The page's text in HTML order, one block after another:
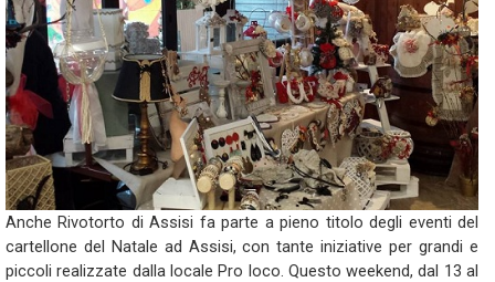
Anche Rivotorto di Assisi fa parte a pieno titolo degli eventi del
cartellone del Natale ad Assisi, con tante iniziative per grandi e
piccoli realizzate dalla locale Pro loco. Questo weekend, dal 13 al